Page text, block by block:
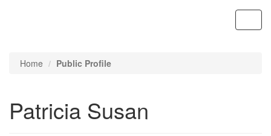
Home Public Profile
Patricia Susan